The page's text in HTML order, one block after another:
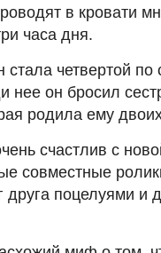
в кровати
часа дня.
четвертой по
нее он бросил
родила ему
счастлив с
совместные
друга поцелуями и